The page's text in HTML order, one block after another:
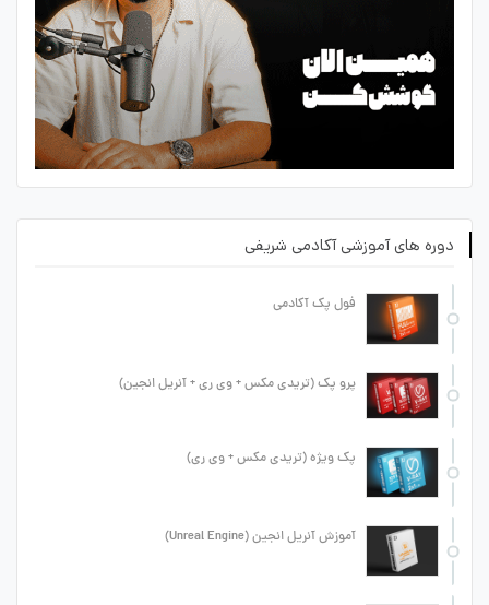
دوره های آموزشی آکادمی شریفی
فول پک آکادمی
پرو پک (تریدی مکس + وی ری + آنریل انجین)
پک ویژه (تریدی مکس + وی ری)
آموزش آنریل انجین (Unreal Engine)